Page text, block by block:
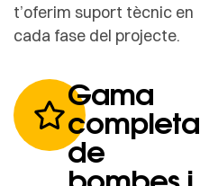
t’oferim suport tècnic en
cada fase del projecte.
Gama
completa
de